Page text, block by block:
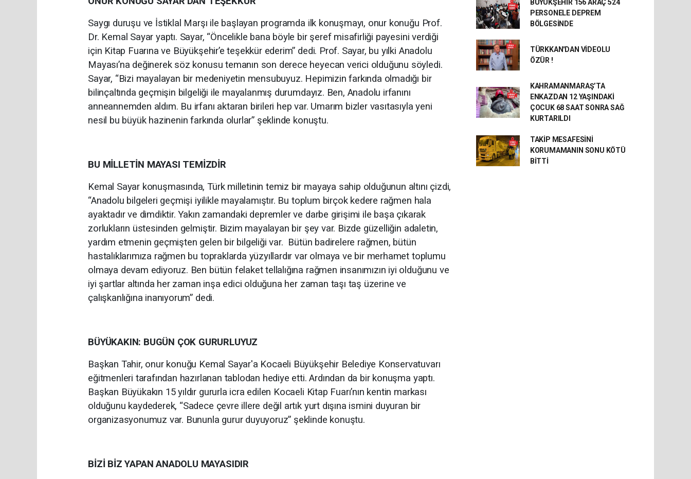
Saygı duruşu ve İstiklal Marşı ile başlayan programda ilk konuşmayı, onur konuğu Prof.
Dr. Kemal Sayar yaptı. Sayar, “Öncelikle bana böyle bir şeref misafirliği payesini verdiği
için Kitap Fuarına ve Büyükşehir’e teşekkür ederim” dedi. Prof. Sayar, bu yılki Anadolu
Mayası’na değinerek söz konusu temanın son derece heyecan verici olduğunu söyledi.
Sayar, “Bizi mayalayan bir medeniyetin mensubuyuz. Hepimizin farkında olmadığı bir
bilinçaltında geçmişin bilgeliği ile mayalanmış durumdayız. Ben, Anadolu irfanını
anneannemden aldım. Bu irfanı aktaran birileri hep var. Umarım bizler vasıtasıyla yeni
nesil bu büyük hazinenin farkında olurlar” şeklinde konuştu.
BU MİLLETİN MAYASI TEMİZDİR
Kemal Sayar konuşmasında, Türk milletinin temiz bir mayaya sahip olduğunun altını çizdi,
“Anadolu bilgeleri geçmişi iyilikle mayalamıştır. Bu toplum birçok kedere rağmen hala
ayaktadır ve dimdiktir. Yakın zamandaki depremler ve darbe girişimi ile başa çıkarak
zorlukların üstesinden gelmiştir. Bizim mayalayan bir şey var. Bizde güzelliğin adaletin,
yardım etmenin geçmişten gelen bir bilgeliği var. Bütün badirelere rağmen, bütün
hastalıklarımıza rağmen bu topraklarda yüzyıllardır var olmaya ve bir merhamet toplumu
olmaya devam ediyoruz. Ben bütün felaket tellalığına rağmen insanımızın iyi olduğunu ve
iyi şartlar altında her zaman inşa edici olduğuna her zaman taşı taş üzerine ve
çalışkanlığına inanıyorum” dedi.
BÜYÜKAKIN: BUGÜN ÇOK GURURLUYUZ
Başkan Tahir, onur konuğu Kemal Sayar'a Kocaeli Büyükşehir Belediye Konservatuvarı
eğitmenleri tarafından hazırlanan tablodan hediye etti. Ardından da bir konuşma yaptı.
Başkan Büyükakın 15 yıldır gururla icra edilen Kocaeli Kitap Fuarı’nın kentin markası
olduğunu kaydederek, “Sadece çevre illere değil artık yurt dışına ismini duyuran bir
organizasyonumuz var. Bununla gurur duyuyoruz” şeklinde konuştu.
BİZİ BİZ YAPAN ANADOLU MAYASIDIR
BÜYÜKŞEHİR 156 ARAÇ 524
PERSONELE DEPREM
BÖLGESİNDE
TÜRKKAN'DAN VİDEOLU
ÖZÜR !
KAHRAMANMARAŞ’TA
ENKAZDAN 12 YAŞINDAKİ
ÇOCUK 68 SAAT SONRA SAĞ
KURTARILDI
TAKİP MESAFESİNİ
KORUMAMANIN SONU KÖTÜ
BİTTİ